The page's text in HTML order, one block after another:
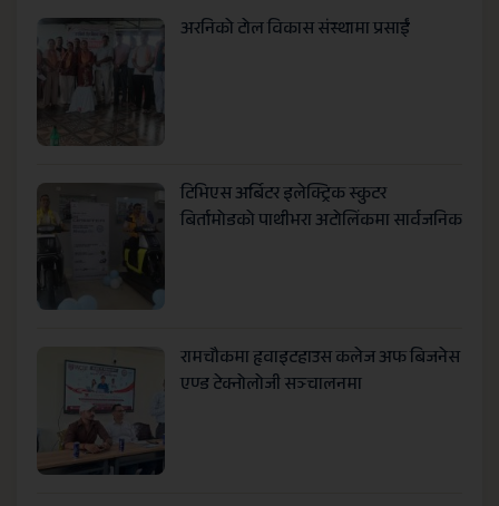
अरनिको टोल विकास संस्थामा प्रसाईं
टिभिएस अर्बिटर इलेक्ट्रिक स्कुटर
बिर्तामोडको पाथीभरा अटोलिंकमा सार्वजनिक
रामचौकमा हृवाइटहाउस कलेज अफ बिजनेस
एण्ड टेक्नोलोजी सञ्चालनमा